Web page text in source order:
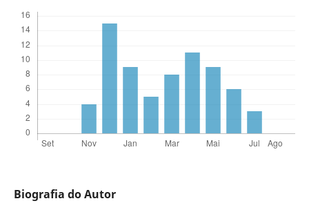
Biografia do Autor